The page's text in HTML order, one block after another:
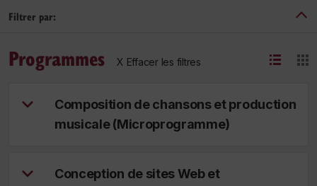
Filtrer par:
Programmes X Effacer les filtres
Composition de chansons et production
musicale (Microprogramme)
Conception de sites Web et